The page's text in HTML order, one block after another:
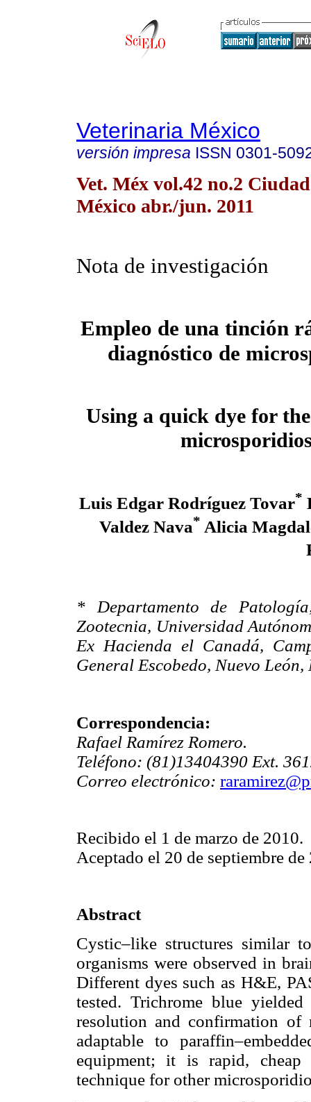
Veterinaria México
versión impresa ISSN 0301-
Vet. Méx vol.42 no.2
México abr./jun. 2011
Nota de investigación
Empleo de una tinción
diagnóstico de
Using a quick dye for
Luis Edgar Rodríguez Tovar*
Valdez Nava* Alicia
* Departamento de
Zootecnia, Universidad
Ex Hacienda el Canadá,
General Escobedo, Nuevo León,
Correspondencia:
Rafael Ramírez Romero.
Teléfono: (81)13404390 Ext.
Correo electrónico:
Recibido el 1 de marzo de 2010.
Aceptado el 20 de septiembre de
Abstract
Cystic–like structures similar
organisms were observed in
Different dyes such as H&E,
tested. Trichrome blue
resolution and confirmation of
adaptable to
equipment; it is rapid,
technique for other